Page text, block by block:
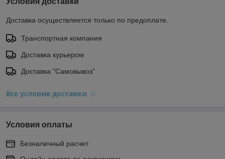
Доставка осуществляется только по предоплате.
Транспортная компания
Доставка курьером
Доставка "Самовывоз"
Все условия доставки
Условия оплаты
Безналичный расчет